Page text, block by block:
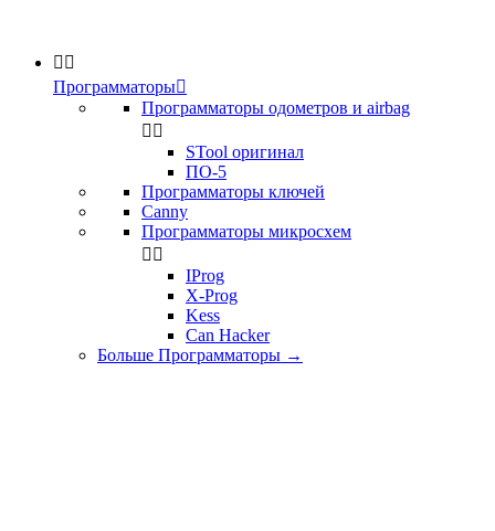
 
Программаторы
Программаторы одометров и airbag
 
STool оригинал
ПО-5
Программаторы ключей
Canny
Программаторы микросхем
 
IProg
X-Prog
Kess
Can Hacker
Больше Программаторы →